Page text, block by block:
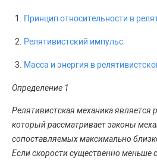
Принцип относительности в
Релятивистский импульс
Масса и энергия в
Определение 1
Релятивистская механика является
который рассматривает законы
сопоставляемых максимально
Если скорости существенно меньше